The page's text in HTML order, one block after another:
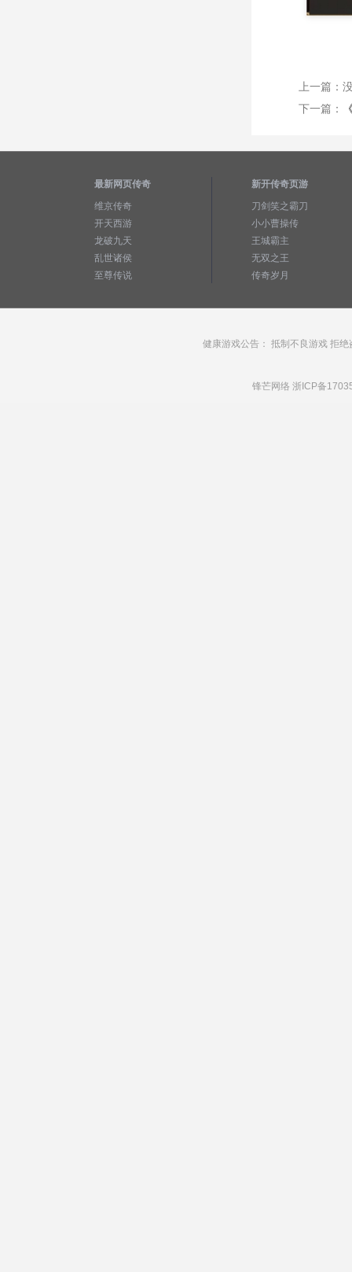
上一篇：
下一篇：
最新网页传奇
维京传奇
开天西游
龙破九天
乱世诸侯
至尊传说
新开传奇页游
刀剑笑之霸刀
小小曹操传
王城霸主
无双之王
传奇岁月
健康游戏公告： 抵制不良游戏 拒
锋芒网络 浙ICP备